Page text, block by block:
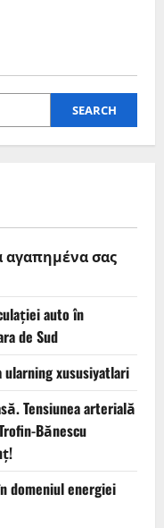
SEARCH
αγαπημένα σας
auto în
de Sud
ularning xususiyatlari
Tensiunea arterială
Bănescu
domeniul energiei